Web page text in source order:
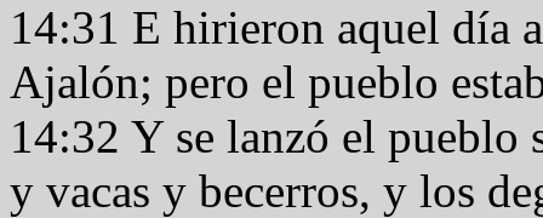
14:31 E hirieron aquel día
Ajalón; pero el pueblo
14:32 Y se lanzó el
y vacas y becerros, y los